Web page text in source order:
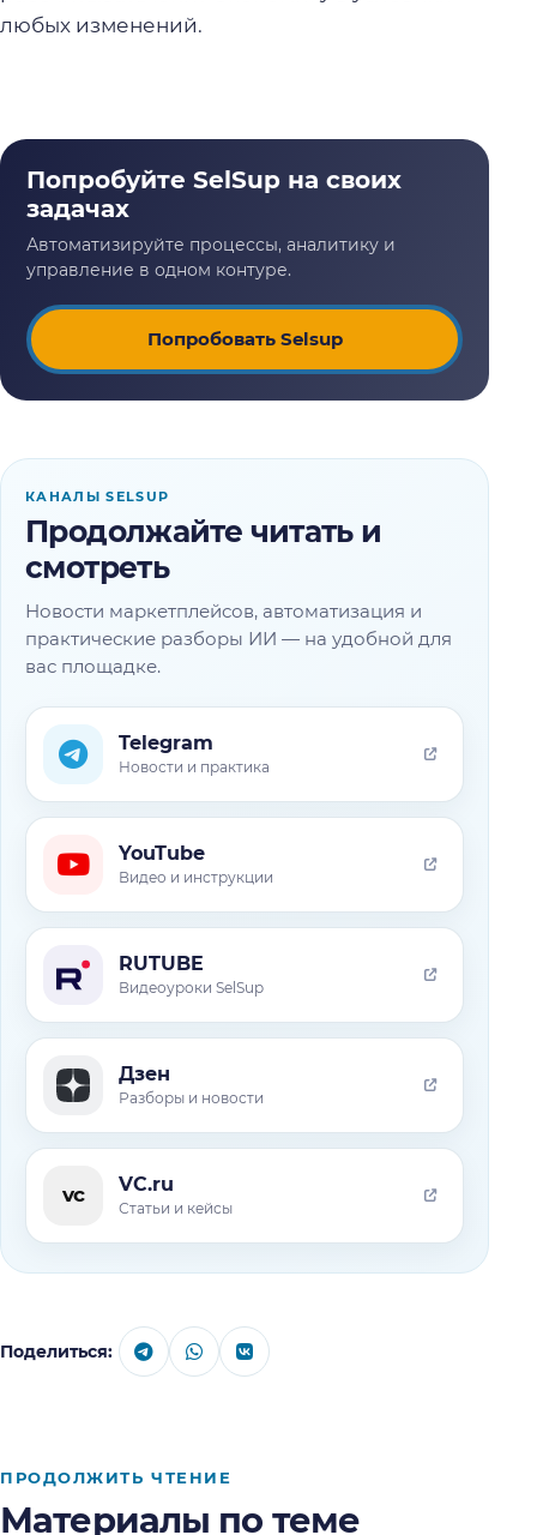
любых изменений.
Попробовать Selsup
КАНАЛЫ SELSUP
Продолжайте читать и
смотреть
Новости маркетплейсов, автоматизация и
практические разборы ИИ — на удобной для
вас площадке.
Telegram
Новости и практика
YouTube
Видео и инструкции
RUTUBE
Видеоуроки SelSup
Дзен
Разборы и новости
vc VC.ru
Статьи и кейсы
Поделиться:
ПРОДОЛЖИТЬ ЧТЕНИЕ
Материалы по теме